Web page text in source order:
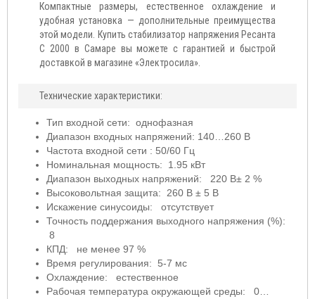
Компактные размеры, естественное охлаждение и
удобная установка — дополнительные преимущества
этой модели. Купить стабилизатор напряжения Ресанта
C 2000 в Самаре вы можете с гарантией и быстрой
доставкой в магазине «Электросила».
Технические характеристики:
Тип входной сети: однофазная
Диапазон входных напряжений: 140…260 В
Частота входной сети : 50/60 Гц
Номинальная мощность: 1.95 кВт
Диапазон выходных напряжений: 220 В± 2 %
Высоковольтная защита: 260 В ± 5 В
Искажение синусоиды: отсутствует
Точность поддержания выходного напряжения (%):
8
КПД: не менее 97 %
Время регулирования: 5-7 мс
Охлаждение: естественное
Рабочая температура окружающей среды: 0…